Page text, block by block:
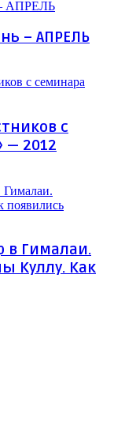
– АПРЕЛЬ
с
— 2012
в Гималаи.
Куллу. Как